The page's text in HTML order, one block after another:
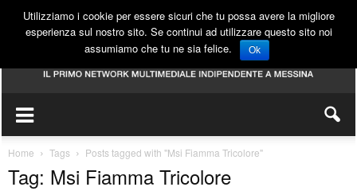
Home Tags Posts tagged with "Msi Fiamma Tricolore"
Tag: Msi Fiamma Tricolore
Utilizziamo i cookie per essere sicuri che tu possa avere la migliore
esperienza sul nostro sito. Se continui ad utilizzare questo sito noi
assumiamo che tu ne sia felice.
Ok